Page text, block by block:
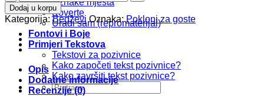
Oznake mjesta
Koverte
Uradi sam (repromaterijal)
Fontovi i Boje
Primjeri Tekstova
Tekstovi za pozivnice
Kako započeti tekst pozivnice?
Kako završiti tekst pozivnice?
Pretraži:
b108
količina
Dodaj u korpu
Kategorija:Bedževi Oznaka:Pokloni za goste
Opis
Dodatne informacije
Recenzije (0)